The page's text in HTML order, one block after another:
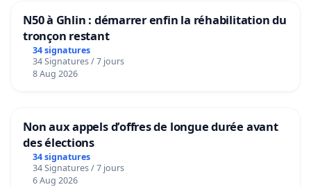
N50 à Ghlin : démarrer enfin la réhabilitation du
tronçon restant
34 signatures
34 Signatures / 7 jours
8 Aug 2026
Non aux appels d’offres de longue durée avant
des élections
34 signatures
34 Signatures / 7 jours
6 Aug 2026